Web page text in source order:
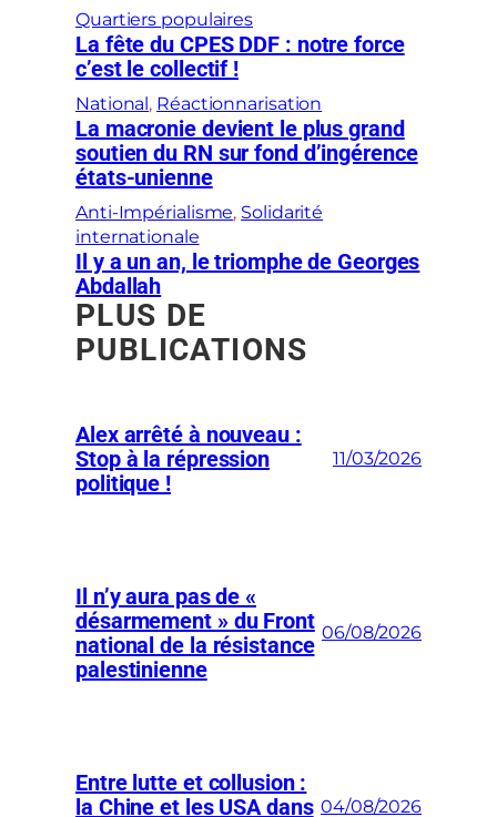
Quartiers populaires
La fête du CPES DDF : notre force
c’est le collectif !
National , Réactionnarisation
La macronie devient le plus grand
soutien du RN sur fond d’ingérence
états-unienne
Anti-Impérialisme, Solidarité
internationale
Il y a un an, le triomphe de Georges
Abdallah
PLUS DE
PUBLICATIONS
Alex arrêté à nouveau :
Stop à la répression
politique !
11/03/2026
Il n’y aura pas de «
désarmement » du Front
national de la résistance
palestinienne
06/08/2026
Entre lutte et collusion :
la Chine et les USA dans 04/08/2026